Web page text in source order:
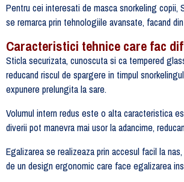
Pentru cei interesati de masca snorkeling copii,
se remarca prin tehnologiile avansate, facand
Caracteristici tehnice care fac
Sticla securizata, cunoscuta si ca tempered
reducand riscul de spargere in timpul
expunere prelungita la sare.
Volumul intern redus este o alta caracteristica
diverii pot manevra mai usor la adancime,
Egalizarea se realizeaza prin accesul facil la
de un design ergonomic care face egalizarea